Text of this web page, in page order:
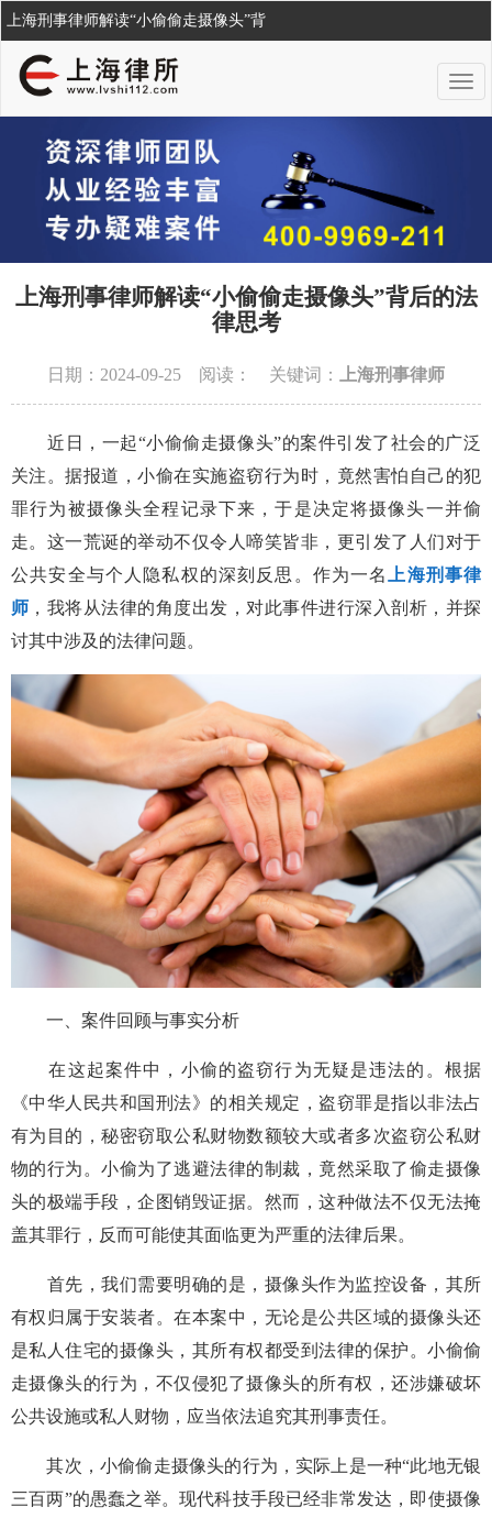
上海刑事律师解读“小偷偷走摄像头”背
上海刑事律师解读“小偷偷走摄像头”背后的法
律思考
日期：2024-09-25 阅读： 关键词： 上海刑事律师
近日，一起“小偷偷走摄像头”的案件引发了社会的广泛
关注。据报道，小偷在实施盗窃行为时，竟然害怕自己的犯
罪行为被摄像头全程记录下来，于是决定将摄像头一并偷
走。这一荒诞的举动不仅令人啼笑皆非，更引发了人们对于
公共安全与个人隐私权的深刻反思。作为一名
上海刑事律
师 ，我将从法律的角度出发，对此事件进行深入剖析，并探
讨其中涉及的法律问题。
一、案件回顾与事实分析
在这起案件中，小偷的盗窃行为无疑是违法的。根据
《中华人民共和国刑法》的相关规定，盗窃罪是指以非法占
有为目的，秘密窃取公私财物数额较大或者多次盗窃公私财
物的行为。小偷为了逃避法律的制裁，竟然采取了偷走摄像
头的极端手段，企图销毁证据。然而，这种做法不仅无法掩
盖其罪行，反而可能使其面临更为严重的法律后果。
首先，我们需要明确的是，摄像头作为监控设备，其所
有权归属于安装者。在本案中，无论是公共区域的摄像头还
是私人住宅的摄像头，其所有权都受到法律的保护。小偷偷
走摄像头的行为，不仅侵犯了摄像头的所有权，还涉嫌破坏
公共设施或私人财物，应当依法追究其刑事责任。
其次，小偷偷走摄像头的行为，实际上是一种“此地无银
三百两”的愚蠢之举。现代科技手段已经非常发达，即使摄像